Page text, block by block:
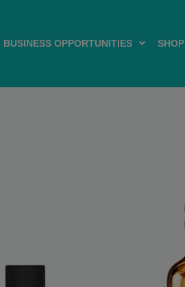
BUSINESS OPPORTUNITIES SHOP